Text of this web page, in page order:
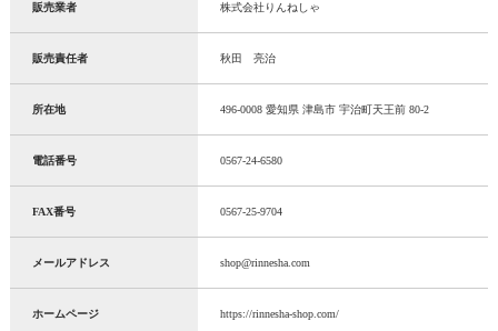
販売業者 株式会社りんねしゃ
販売責任者 秋田 亮治
所在地 496-0008 愛知県 津島市 宇治町天王前 80-2
電話番号 0567-24-6580
FAX番号 0567-25-9704
メールアドレス shop@rinnesha.com
ホームページ https://rinnesha-shop.com/